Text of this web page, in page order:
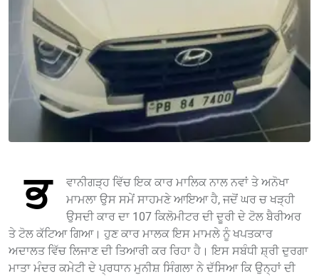
ਭ
ਵਾਨੀਗੜ੍ਹ ਵਿੱਚ ਇਕ ਕਾਰ ਮਾਲਿਕ ਨਾਲ ਨਵਾਂ ਤੇ ਅਨੋਖਾ
ਮਾਮਲਾ ਉਸ ਸਮੇਂ ਸਾਹਮਣੇ ਆਇਆ ਹੈ, ਜਦੋਂ ਘਰ ਚ ਖੜ੍ਹੀ
ਉਸਦੀ ਕਾਰ ਦਾ 107 ਕਿਲੋਮੀਟਰ ਦੀ ਦੂਰੀ ਦੇ ਟੋਲ ਬੈਰੀਅਰ
ਤੇ ਟੋਲ ਕੱਟਿਆ ਗਿਆ। ਹੁਣ ਕਾਰ ਮਾਲਕ ਇਸ ਮਾਮਲੇ ਨੂੰ ਖਪਤਕਾਰ
ਅਦਾਲਤ ਵਿੱਚ ਲਿਜਾਣ ਦੀ ਤਿਆਰੀ ਕਰ ਰਿਹਾ ਹੈ। ਇਸ ਸਬੰਧੀ ਸ਼੍ਰੀ ਦੁਰਗਾ
ਮਾਤਾ ਮੰਦਰ ਕਮੇਟੀ ਦੇ ਪ੍ਰਧਾਨ ਮੁਨੀਸ਼ ਸਿੰਗਲਾ ਨੇ ਦੱਸਿਆ ਕਿ ਉਨ੍ਹਾਂ ਦੀ